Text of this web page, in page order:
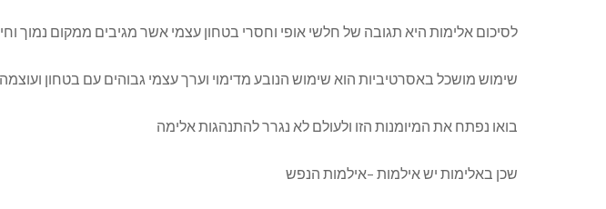
לסיכום אלימות היא תגובה של חלשי אופי וחסרי בטחון עצמי אשר מגיבים ממקום נמוך
שימוש מושכל באסרטיביות הוא שימוש הנובע מדימוי וערך עצמי גבוהים עם בטחון ועוצמה
בואו נפתח את המיומנות הזו ולעולם לא נגרר להתנהגות אלימה
שכן באלימות יש אילמות –אילמות הנפש